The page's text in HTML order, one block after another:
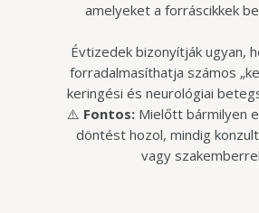
amelyeket a forráscikkek
Évtizedek bizonyítják ugyan,
forradalmasíthatja számos
keringési és neurológiai
⚠️ Fontos:Mielőtt bármilyen
döntést hozol, mindig
vagy